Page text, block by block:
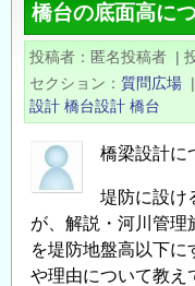
台
の
イ
ン
グ
の
橋台の底面高に
投稿者 匿名投稿者 |
セクション
質問広場 |
設計 橋台設計 橋台
橋梁設計に
堤防に設け
が、解説・河川管理
を堤防地盤高以下
や理由について教え